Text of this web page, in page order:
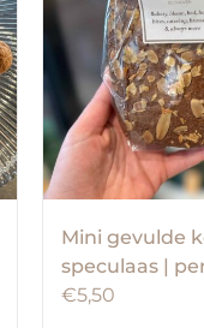
Mini gevulde
speculaas |
€5,50